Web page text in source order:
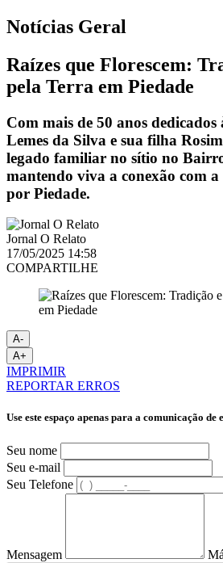
Notícias Geral
Raízes que Florescem:
pela Terra em Piedade
Com mais de 50 anos
Lemes da Silva e sua filha
legado familiar no sítio no
mantendo viva a conexão com
por Piedade.
Jornal O Relato
17/05/2025 14:58
COMPARTILHE
A-
A+
IMPRIMIR
REPORTAR ERROS
Use este espaço apenas para a comunicação de
Seu nome
Seu e-mail
Seu Telefone
Mensagem